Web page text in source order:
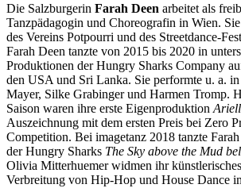
Die Salzburgerin Farah Deen arbeitet als
Tanzpädagogin und Choreografin in Wien.
des Vereins Potpourri und des Streetdance-
Farah Deen tanzte von 2015 bis 2020 in
Produktionen der Hungry Sharks Company
den USA und Sri Lanka. Sie performte u. a.
Mayer, Silke Grabinger und Harmen Tromp.
Saison waren ihre erste Eigenproduktion
Auszeichnung mit dem ersten Preis bei Zero
Competition. Bei imagetanz 2018 tanzte
der Hungry Sharks The Sky above the Mud
Olivia Mitterhuemer widmen ihr
Verbreitung von Hip-Hop und House Dance